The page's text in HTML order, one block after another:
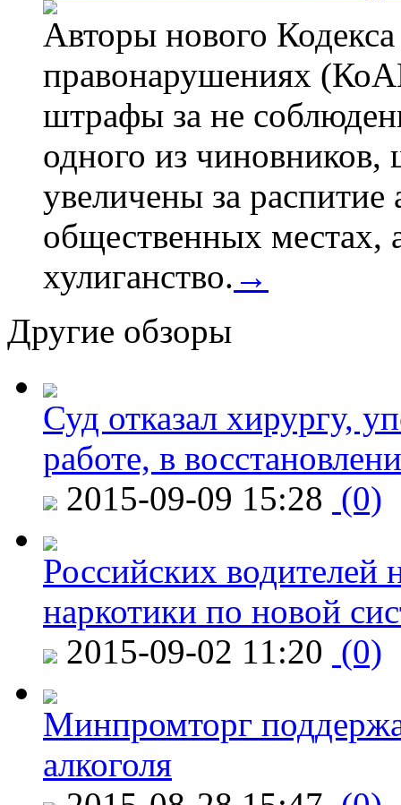
Авторы нового
правонарушениях
штрафы за не
одного из
увеличены за распитие
общественных местах,
хулиганство. →
Другие обзоры
Суд отказал хирургу,
работе, в
2015-09-09 15:28 (0)
Российских водителей
наркотики по новой
2015-09-02 11:20 (0)
Минпромторг
алкоголя